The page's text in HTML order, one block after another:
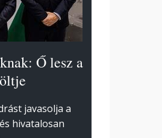
Ő lesz a
javasolja a
hivatalosan